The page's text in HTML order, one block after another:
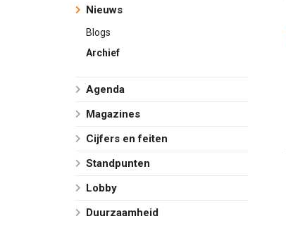
Nieuws
Blogs
Archief
Agenda
Magazines
Cijfers en feiten
Standpunten
Lobby
Duurzaamheid